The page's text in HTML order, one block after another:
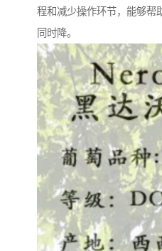
程和减少操作环节，能够帮
同时降。